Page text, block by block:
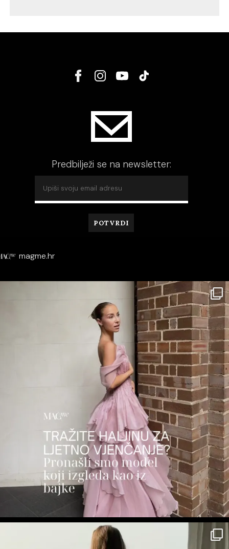
Predbilježi se na newsletter:
magme.hr